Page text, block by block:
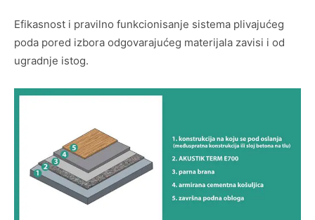
Efikasnost i pravilno funkcionisanje sistema plivajućeg
poda pored izbora odgovarajućeg materijala zavisi i od
ugradnje istog.